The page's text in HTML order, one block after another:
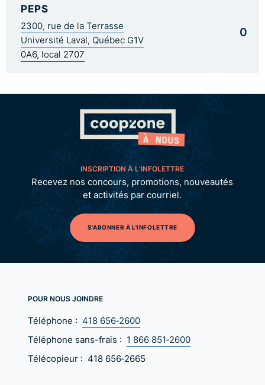
PEPS
2300, rue de la Terrasse
Université Laval, Québec G1V
0A6, local 2707
0
INSCRIPTION À L’INFOLETTRE
Recevez nos concours, promotions, nouveautés
et activités par courriel.
S'ABONNER À L'INFOLETTRE
POUR NOUS JOINDRE
Téléphone : 418 656‑2600
Téléphone sans-frais : 1 866 851‑2600
Télécopieur : 418 656‑2665